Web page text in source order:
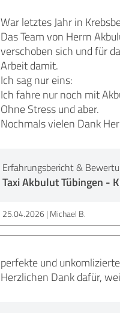
War letztes Jahr in
Das Team von Herrn
verschoben sich und für
Arbeit damit.
Ich sag nur eins:
Ich fahre nur noch mit
Ohne Stress und aber.
Nochmals vielen Dank
Erfahrungsbericht &
Taxi Akbulut Tübingen -
25.04.2026 Michael B.
perfekte und
Herzlichen Dank dafür,